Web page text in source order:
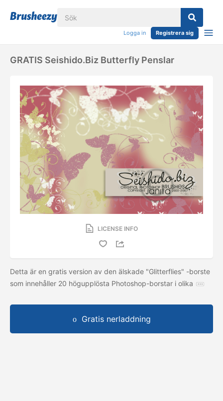
Logga in Registrera sig
GRATIS Seishido.biz Butterfly Penslar
LICENSE INFO
Detta är en gratis version av den älskade "Glitterflies" -borste
som innehåller 20 högupplösta Photoshop-borstar i olika
Gratis nerladdning